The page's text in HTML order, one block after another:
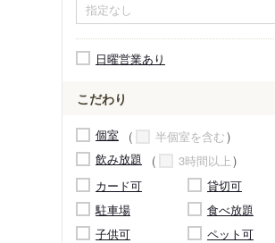
日曜営業あり
こだわり
個室
半個室を含む
飲み放題
3時間以上
カード可
貸切可
駐車場
食べ放題
子供可
ペット可